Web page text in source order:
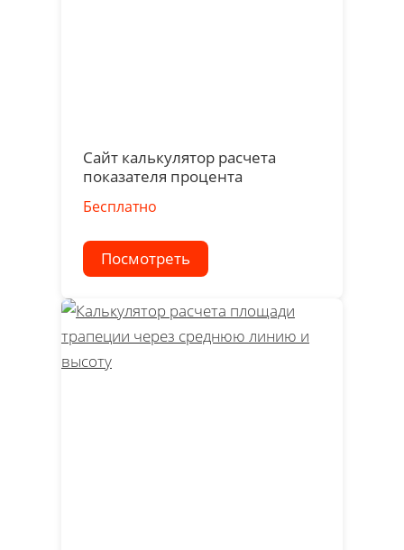
Сайт калькулятор расчета
показателя процента
Бесплатно
Посмотреть